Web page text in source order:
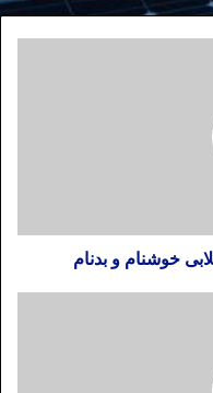
خوشنام و بدنام